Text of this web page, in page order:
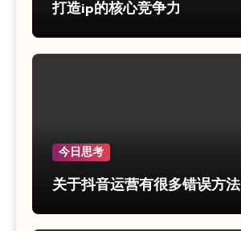
打造ip的核心竞争力
今日思考
关于抖音运营有很多错误方法